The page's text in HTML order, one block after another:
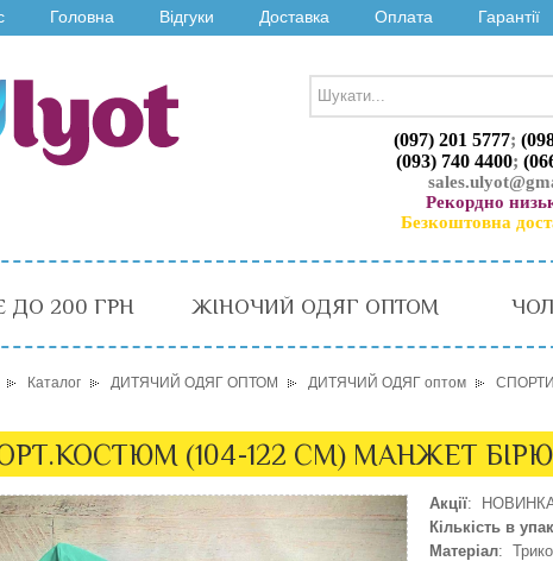
Головна Відгуки Доставка Оплата Гарантії
(097) 201 5777;
(093) 740 4400;
Рекордно
Безкоштовна
ДО 200 ГРН ЖІНОЧИЙ ОДЯГ ОПТОМ
Каталог ДИТЯЧИЙ ОДЯГ ОПТОМ ДИТЯЧИЙ ОДЯГ оптом
(104-122 СМ) МАНЖЕТ
Акції:
Кількість в
Матеріал: